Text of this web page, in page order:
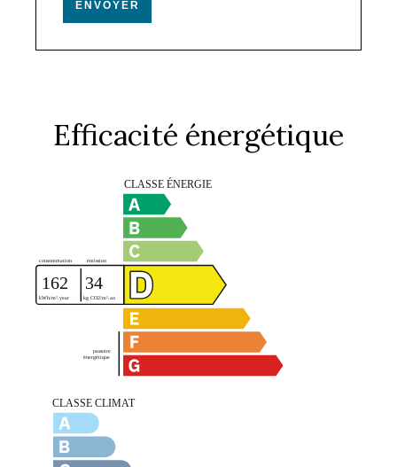
ENVOYER
Efficacité énergétique